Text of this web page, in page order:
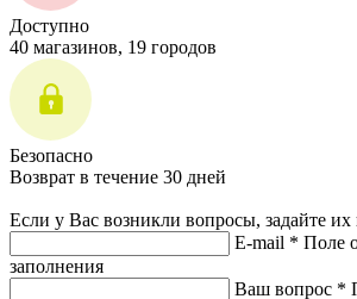
Доступно
40 магазинов, 19 городов
Безопасно
Возврат в течение 30 дней
Если у Вас возникли вопросы, задайте их
E-mail * Поле
заполнения
Ваш вопрос *